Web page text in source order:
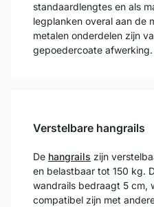
standaardlengtes en als
legplanken overal aan de
metalen onderdelen zijn
gepoedercoate afwerking.
Verstelbare hangrails
De hangrails zijn
en belastbaar tot 150 kg.
wandrails bedraagt 5 cm,
compatibel zijn met